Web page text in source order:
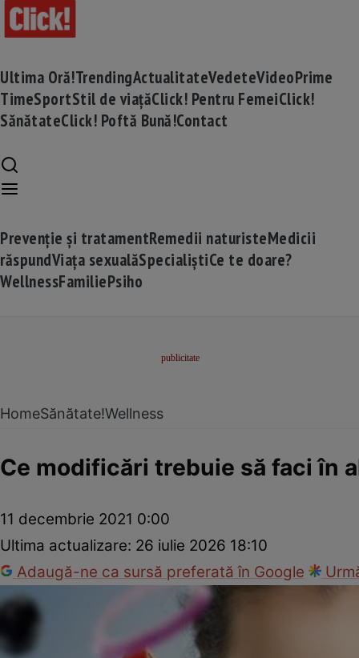
Ultima Oră!TrendingActualitateVedeteVideoPrime
TimeSportStil de viațăClick! Pentru FemeiClick!
SănătateClick! Poftă Bună!Contact
Prevenție și tratamentRemedii naturisteMedicii
răspundViața sexualăSpecialiștiCe te doare?
WellnessFamiliePsiho
HomeSănătate!Wellness
Ce modificări trebuie să faci în
11 decembrie 2021 0:00
Ultima actualizare: 26 iulie 2026 18:10
Adaugă-ne ca sursă preferată în Google